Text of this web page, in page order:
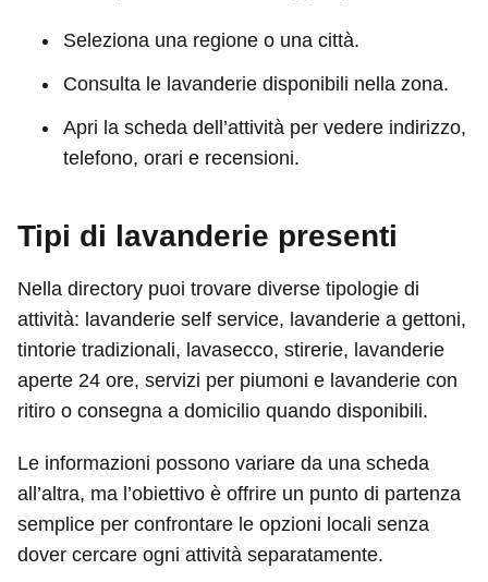
Seleziona una regione o una città.
Consulta le lavanderie disponibili nella zona.
Apri la scheda dell’attività per vedere indirizzo,
telefono, orari e recensioni.
Tipi di lavanderie presenti
Nella directory puoi trovare diverse tipologie di
attività: lavanderie self service, lavanderie a gettoni,
tintorie tradizionali, lavasecco, stirerie, lavanderie
aperte 24 ore, servizi per piumoni e lavanderie con
ritiro o consegna a domicilio quando disponibili.
Le informazioni possono variare da una scheda
all’altra, ma l’obiettivo è offrire un punto di partenza
semplice per confrontare le opzioni locali senza
dover cercare ogni attività separatamente.